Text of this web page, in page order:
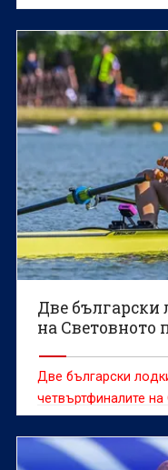
Световното
Пловдив.
Две български
на Световното
Две български
четвъртфиналите
гребане за мъже и
провежда в